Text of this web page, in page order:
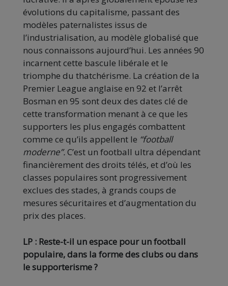
évolutions du capitalisme, passant des
modèles paternalistes issus de
l’industrialisation, au modèle globalisé que
nous connaissons aujourd’hui. Les années 90
incarnent cette bascule libérale et le
triomphe du thatchérisme. La création de la
Premier League anglaise en 92 et l’arrêt
Bosman en 95 sont deux des dates clé de
cette transformation menant à ce que les
supporters les plus engagés combattent
comme ce qu’ils appellent le “football
moderne”.C’est un football ultra dépendant
financièrement des droits télés, et d’où les
classes populaires sont progressivement
exclues des stades, à grands coups de
mesures sécuritaires et d’augmentation du
prix des places.
LP : Reste-t-il un espace pour un football
populaire, dans la forme des clubs ou dans
le supporterisme ?